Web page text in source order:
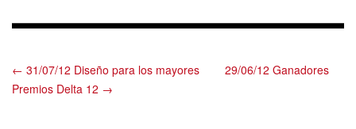
← 31/07/12 Diseño para los mayores
29/06/12 Ganadores
Premios Delta 12 →